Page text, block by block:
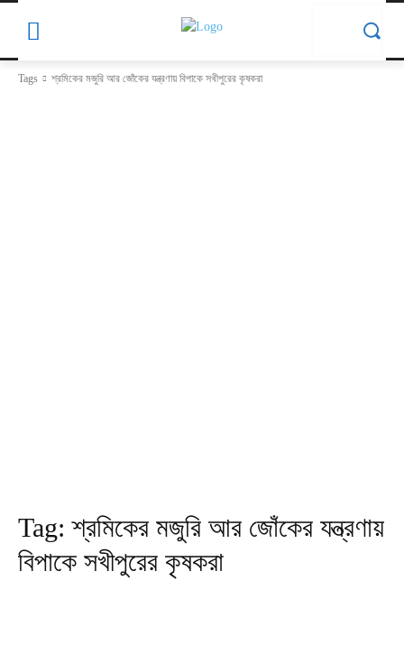
Tags শ্রমিকের মজুরি আর জোঁকের যন্ত্রণায় বিপাকে সখীপুরের কৃষকরা
Tag:শ্রমিকের মজুরি আর জোঁকের যন্ত্রণায়
বিপাকে সখীপুরের কৃষকরা